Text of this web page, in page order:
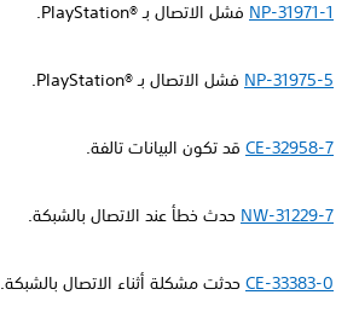
NP-31971-1 فشل الاتصال بـ PlayStation®‎.
NP-31975-5 فشل الاتصال بـ PlayStation®‎.
CE-32958-7 قد تكون البيانات تالفة.
NW-31229-7 حدث خطأ عند الاتصال بالشبكة.
CE-33383-0 حدثت مشكلة أثناء الاتصال بالشبكة.